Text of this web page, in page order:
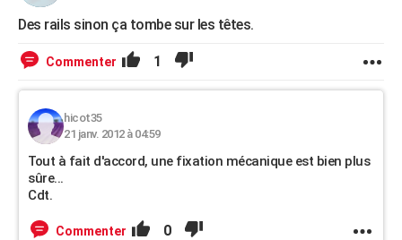
Des rails sinon ça tombe sur les têtes.
Commenter 1
hicot35
21 janv. 2012 à 04:59
Tout à fait d'accord, une fixation mécanique est bien plus
sûre...
Cdt.
Commenter 0